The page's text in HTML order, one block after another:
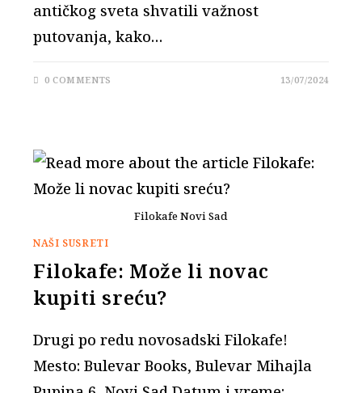
antičkog sveta shvatili važnost
putovanja, kako…
0 COMMENTS 13/07/2024
Filokafe Novi Sad
NAŠI SUSRETI
Filokafe: Može li novac
kupiti sreću?
Drugi po redu novosadski Filokafe!
Mesto: Bulevar Books, Bulevar Mihajla